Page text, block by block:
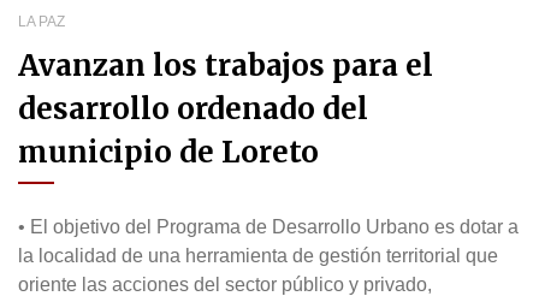
LA PAZ
Avanzan los trabajos para el
desarrollo ordenado del
municipio de Loreto
• El objetivo del Programa de Desarrollo Urbano es dotar a
la localidad de una herramienta de gestión territorial que
oriente las acciones del sector público y privado,